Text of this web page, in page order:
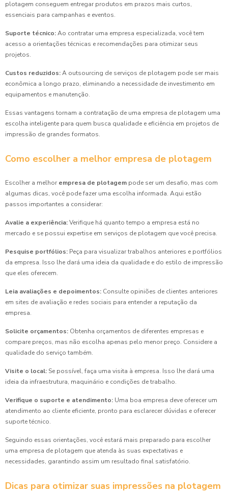
plotagem conseguem entregar produtos em prazos mais curtos,
essenciais para campanhas e eventos.
Suporte técnico:Ao contratar uma empresa especializada, você tem
acesso a orientações técnicas e recomendações para otimizar seus
projetos.
Custos reduzidos:A outsourcing de serviços de plotagem pode ser mais
econômica a longo prazo, eliminando a necessidade de investimento em
equipamentos e manutenção.
Essas vantagens tornam a contratação de uma empresa de plotagem uma
escolha inteligente para quem busca qualidade e eficiência em projetos de
impressão de grandes formatos.
Como escolher a melhor empresa de plotagem
Escolher a melhor empresa de plotagem pode ser um desafio, mas com
algumas dicas, você pode fazer uma escolha informada. Aqui estão
passos importantes a considerar:
Avalie a experiência:Verifique há quanto tempo a empresa está no
mercado e se possui expertise em serviços de plotagem que você precisa.
Pesquise portfólios: Peça para visualizar trabalhos anteriores e portfólios
da empresa. Isso lhe dará uma ideia da qualidade e do estilo de impressão
que eles oferecem.
Leia avaliações e depoimentos: Consulte opiniões de clientes anteriores
em sites de avaliação e redes sociais para entender a reputação da
empresa.
Solicite orçamentos: Obtenha orçamentos de diferentes empresas e
compare preços, mas não escolha apenas pelo menor preço. Considere a
qualidade do serviço também.
Visite o local: Se possível, faça uma visita à empresa. Isso lhe dará uma
ideia da infraestrutura, maquinário e condições de trabalho.
Verifique o suporte e atendimento: Uma boa empresa deve oferecer um
atendimento ao cliente eficiente, pronto para esclarecer dúvidas e oferecer
suporte técnico.
Seguindo essas orientações, você estará mais preparado para escolher
uma empresa de plotagem que atenda às suas expectativas e
necessidades, garantindo assim um resultado final satisfatório.
Dicas para otimizar suas impressões na plotagem